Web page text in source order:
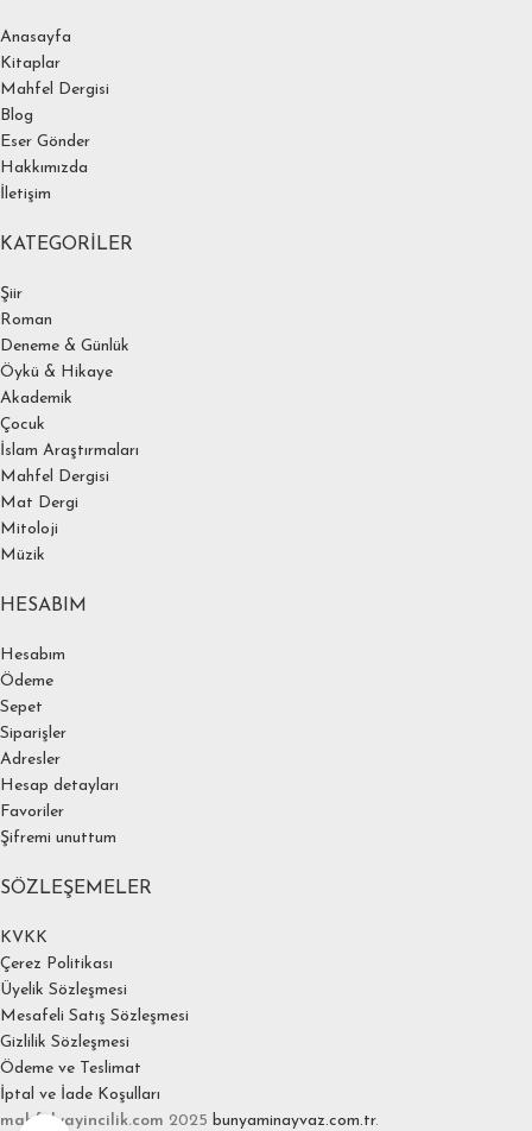
Anasayfa
Kitaplar
Mahfel Dergisi
Blog
Eser Gönder
Hakkımızda
İletişim
KATEGORILER
Şiir
Roman
Deneme & Günlük
Öykü & Hikaye
Akademik
Çocuk
İslam Araştırmaları
Mahfel Dergisi
Mat Dergi
Mitoloji
Müzik
HESABIM
Hesabım
Ödeme
Sepet
Siparişler
Adresler
Hesap detayları
Favoriler
Şifremi unuttum
SÖZLEŞEMELER
KVKK
Çerez Politikası
Üyelik Sözleşmesi
Mesafeli Satış Sözleşmesi
Gizlilik Sözleşmesi
Ödeme ve Teslimat
İptal ve İade Koşulları
mahfelyayincilik.com 2025 bunyaminayvaz.com.tr.